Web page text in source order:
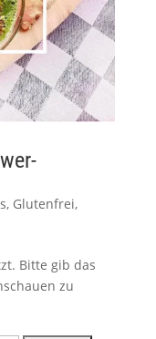
, Glutenfrei,
Bitte gib das
zu